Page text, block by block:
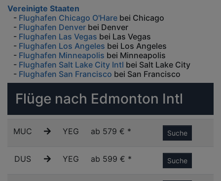
Vereinigte Staaten
- Flughafen Chicago O'Hare bei Chicago
- Flughafen Denver bei Denver
- Flughafen Las Vegas bei Las Vegas
- Flughafen Los Angeles bei Los Angeles
- Flughafen Minneapolis bei Minneapolis
- Flughafen Salt Lake City Intl bei Salt Lake City
- Flughafen San Francisco bei San Francisco
Flüge nach Edmonton Intl
MUC YEG ab 579 € * Suche
DUS YEG ab 599 € * Suche